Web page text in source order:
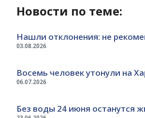
Новости по теме:
03.08.2026
Нашли отклонения: не
06.07.2026
Восемь человек утонули на
Без воды 24 июня останутся